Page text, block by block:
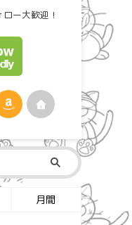
ー大歓迎！
月間